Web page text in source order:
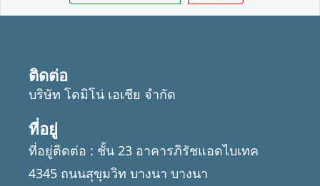
ติดต่อ
บริษัท โดมิโน่ เอเชีย จำกัด
ที่อยู่
ที่อยู่ติดต่อ : ชั้น 23 อาคารภิรัชแอดไบเทค
4345 ถนนสุขุมวิท บางนา บางนา